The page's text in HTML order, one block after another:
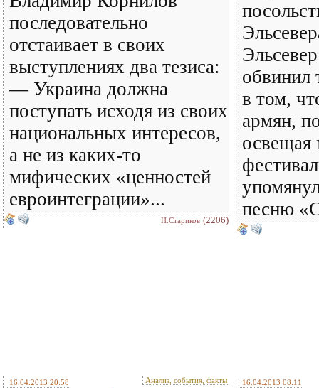
последовательно
отстаивает в своих
выступлениях два тезиса:
— Украина должна
поступать исходя из своих
национальных интересов,
а не из каких-то
мифических «ценностей
евроинтеграции»...
Н.Стариков (2206)
обвинил
в том,
армян,
освещая
песню
16.04.2013 20:58 Анализ, события, факты 16.04.2013 08:11